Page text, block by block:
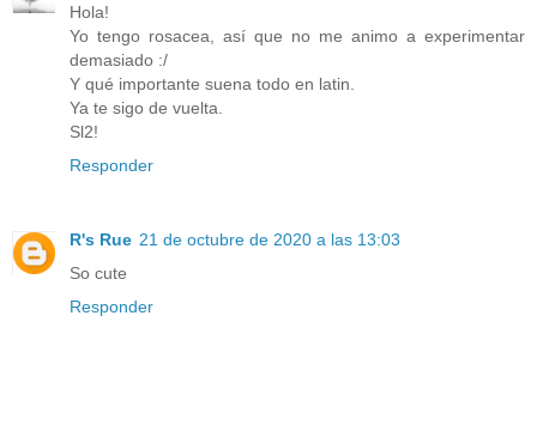
Hola!
Yo tengo rosacea, así que no me animo a experimentar
demasiado :/
Y qué importante suena todo en latin.
Ya te sigo de vuelta.
Sl2!
Responder
R's Rue 21 de octubre de 2020 a las 13:03
So cute
Responder